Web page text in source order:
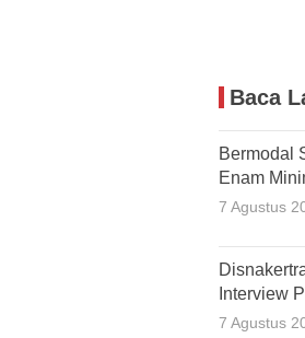
Baca
Bermodal
Enam
7 Agustus
Interview
7 Agustus